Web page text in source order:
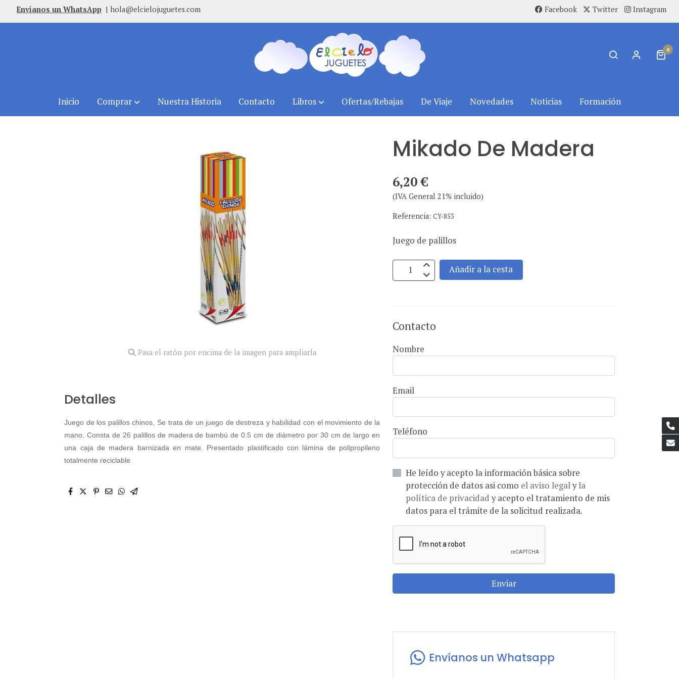
Envíanos un WhatsApp | hola@elcielojuguetes.com Facebook Twitter Instagram
0
Inicio Comprar Nuestra Historia Contacto Libros Ofertas/Rebajas De Viaje Novedades Noticias Formación
Comprar Mikado De Madera
Pasa el ratón por encima de la imagen para ampliarla
Detalles
Juego de los palillos chinos, Se trata de un juego de destreza y habilidad con el movimiento de la
mano. Consta de 26 palillos de madera de bambú de 0.5 cm de diámetro por 30 cm de largo en
una caja de madera barnizada en mate. Presentado plastificado con lámina de polipropileno
totalmente reciclable
Mikado De Madera
6,20 €
(IVA General 21% incluido)
Referencia:CY-853
Juego de palillos
Añadir a la cesta
Contacto
Nombre
Email
Teléfono
He leído y acepto la información básica sobre
protección de datos asi como el aviso legalyla
política de privacidad y acepto el tratamiento de mis
datos para el trámite de la solicitud realizada.
Enviar
Envíanos un Whatsapp